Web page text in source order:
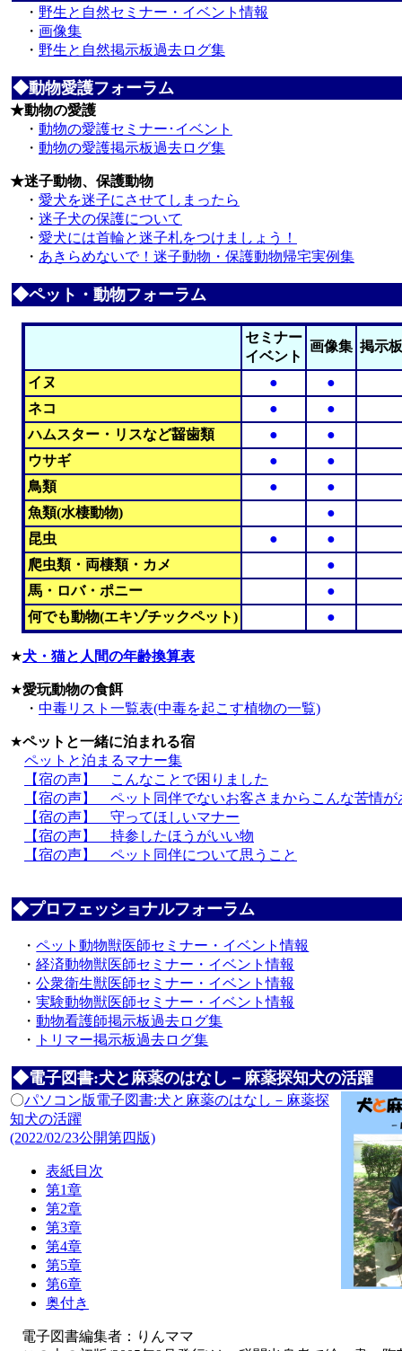
・ 野生と自然セミナー・イベント情報
・ 画像集
・ 野生と自然掲示板過去ログ集
◆動物愛護フォーラム
★動物の愛護
・ 動物の愛護セミナー･イベント
・ 動物の愛護掲示板過去ログ集
★迷子動物、保護動物
・ 愛犬を迷子にさせてしまったら
・ 迷子犬の保護について
・ 愛犬には首輪と迷子札をつけましょう！
・ あきらめないで！迷子動物・保護動物帰宅実例集
◆ペット・動物フォーラム
セミナー
イベント
画像集 掲示
イヌ ●
●
ネコ
●
●
ハムスター・リスなど齧歯類
●
●
ウサギ
●
●
鳥類
●
●
魚類(水棲動物)
●
昆虫
●
●
爬虫類・両棲類・カメ
●
馬・ロバ・ポニー
●
何でも動物(エキゾチックペット)
●
★犬・猫と人間の年齢換算表
★愛玩動物の食餌
・ 中毒リスト一覧表(中毒を起こす植物の一覧)
★ペットと一緒に泊まれる宿
ペットと泊まるマナー集
【宿の声】 こんなことで困りました
【宿の声】 ペット同伴でないお客さまからこんな苦情が
【宿の声】 守ってほしいマナー
【宿の声】 持参したほうがいい物
【宿の声】 ペット同伴について思うこと
◆プロフェッショナルフォーラム
・ペット動物獣医師セミナー・イベント情報
・経済動物獣医師セミナー・イベント情報
・公衆衛生獣医師セミナー・イベント情報
・実験動物獣医師セミナー・イベント情報
・動物看護師掲示板過去ログ集
・
トリマー掲示板過去ログ集
◆電子図書:犬と麻薬のはなし－麻薬探知犬の活躍
〇パソコン版電子図書:犬と麻薬のはなし－麻薬探
知犬の活躍
(2022/02/23公開第四版)
表紙目次
第1章
第2章
第3章
第4章
第5章
第6章
奥付き
電子図書編集者：りんママ